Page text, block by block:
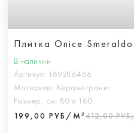
Плитка Onice
В наличии
Артикул: 169286486
Материал: Керамогранит
Размер, см: 80 х 160
199,00 РУБ/М²412,00